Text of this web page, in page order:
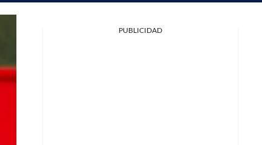
PUBLICIDAD